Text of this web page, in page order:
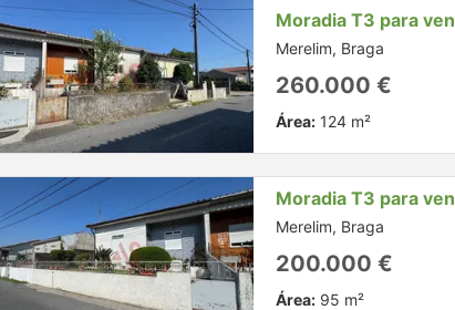
Moradia T3 para
Merelim, Braga
260.000 €
Área: 124 m²
Moradia T3 para
Merelim, Braga
200.000 €
Área: 95 m²